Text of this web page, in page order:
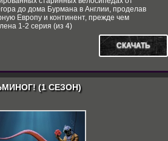
до дома Бурмана в Англии, проделав
Европу и континент, прежде чем
1-2 серия (из 4)
СКАЧАТЬ
(1 СЕЗОН)